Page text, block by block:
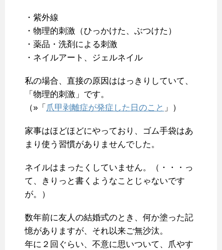
・紫外線
・物理的刺激（ひっかけた、ぶつけた）
・薬品・洗剤による刺激
・ネイルアート、ジェルネイル
私の場合、直接の原因ははっきりしていて、
「物理的刺激」です。
（»「 爪甲剥離症が発症した日のこと 」）
家事はほどほどにやっており、ゴム手袋はあ
まり使う習慣がありませんでした。
ネイルはまったくしていません。（・・・っ
て、きりっと書くようなことじゃないです
が。）
数年前に友人の結婚式のとき、何か塗った記
憶がありますが、それ以来ご無沙汰。
年に２回ぐらい、不意に思いついて、爪やす